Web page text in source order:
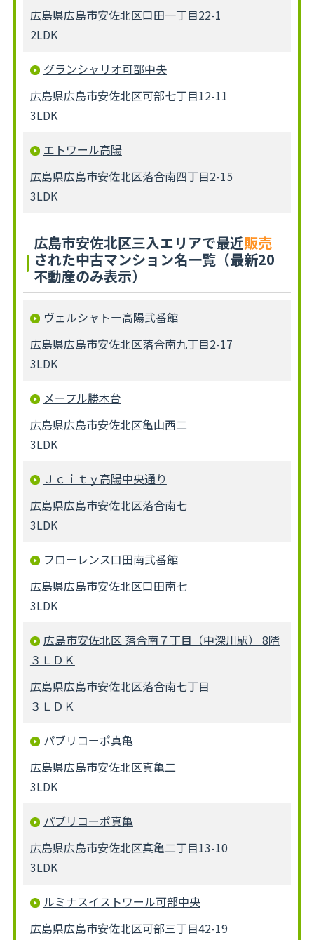
広島県広島市安佐北区口田一丁目22-1
2LDK
グランシャリオ可部中央
広島県広島市安佐北区可部七丁目12-11
3LDK
エトワール高陽
広島県広島市安佐北区落合南四丁目2-15
3LDK
広島市安佐北区三入エリアで最近販売
された中古マンション名一覧（最新20
不動産のみ表示）
ヴェルシャトー高陽弐番館
広島県広島市安佐北区落合南九丁目2-17
3LDK
メープル勝木台
広島県広島市安佐北区亀山西二
3LDK
Ｊｃｉｔｙ高陽中央通り
広島県広島市安佐北区落合南七
3LDK
フローレンス口田南弐番館
広島県広島市安佐北区口田南七
3LDK
広島市安佐北区 落合南７丁目（中深川駅） 8階
３ＬＤＫ
広島県広島市安佐北区落合南七丁目
３ＬＤＫ
パブリコーポ真亀
広島県広島市安佐北区真亀二
3LDK
パブリコーポ真亀
広島県広島市安佐北区真亀二丁目13-10
3LDK
ルミナスイストワール可部中央
広島県広島市安佐北区可部三丁目42-19